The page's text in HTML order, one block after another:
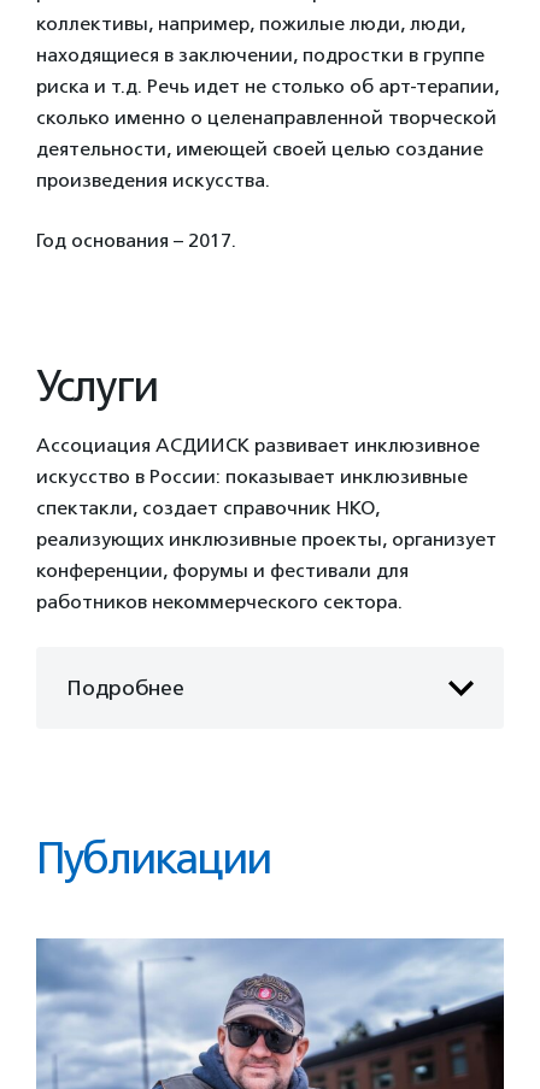
коллективы, например, пожилые люди, люди,
находящиеся в заключении, подростки в группе
риска и т.д. Речь идет не столько об арт-терапии,
сколько именно о целенаправленной творческой
деятельности, имеющей своей целью создание
произведения искусства.
Год основания – 2017.
Услуги
Ассоциация АСДИИСК развивает инклюзивное
искусство в России: показывает инклюзивные
спектакли, создает справочник НКО,
реализующих инклюзивные проекты, организует
конференции, форумы и фестивали для
работников некоммерческого сектора.
Подробнее
Публикации